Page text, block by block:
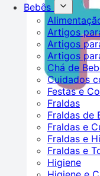
Bebês
Artigos
Artigos
Artigos
Chá de
Cuidados
Festas e
Fraldas
Fraldas de
Fraldas e
Fraldas e
Fraldas e
Higiene